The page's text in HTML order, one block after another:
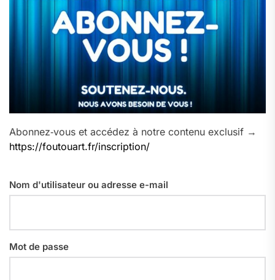
Abonnez‑vous et accédez à notre contenu exclusif →
https://foutouart.fr/inscription/
Nom d'utilisateur ou adresse e-mail
Mot de passe